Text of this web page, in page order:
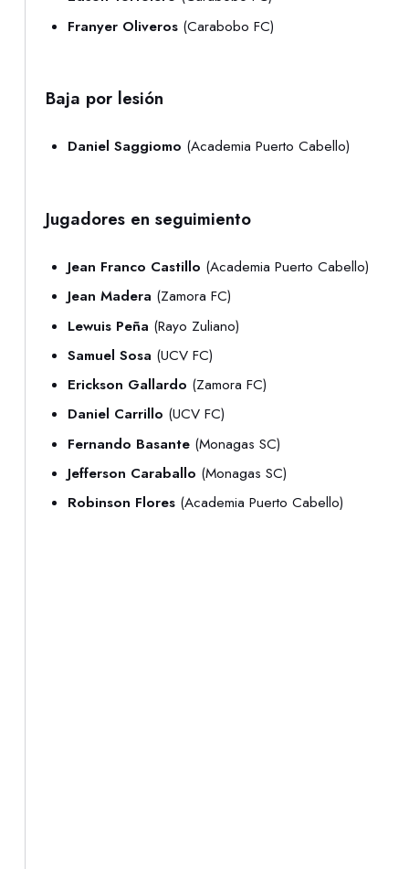
Franyer Oliveros (Carabobo FC)
Baja por lesión
Daniel Saggiomo (Academia Puerto Cabello)
Jugadores en seguimiento
Jean Franco Castillo (Academia Puerto Cabello)
Jean Madera (Zamora FC)
Lewuis Peña (Rayo Zuliano)
Samuel Sosa (UCV FC)
Erickson Gallardo (Zamora FC)
Daniel Carrillo (UCV FC)
Fernando Basante (Monagas SC)
Jefferson Caraballo (Monagas SC)
Robinson Flores (Academia Puerto Cabello)